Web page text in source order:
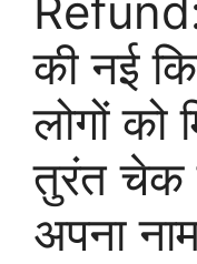
की नई
लोगों को
तुरंत चेक
अपना